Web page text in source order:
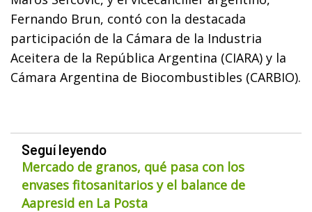
Fernando Brun, contó con la destacada
participación de la Cámara de la Industria
Aceitera de la República Argentina (CIARA) y la
Cámara Argentina de Biocombustibles (CARBIO).
Seguí leyendo
Mercado de granos, qué pasa con los
envases fitosanitarios y el balance de
Aapresid en La Posta